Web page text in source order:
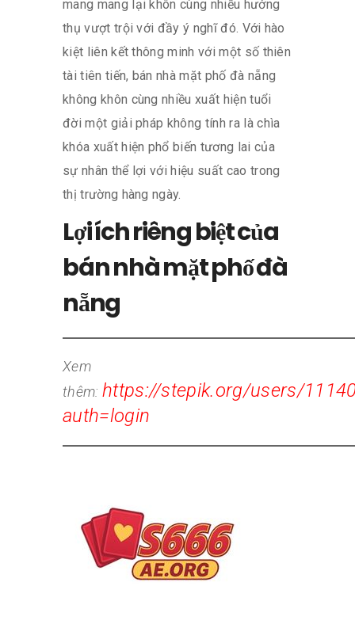
mang mang lại khôn cùng nhiều hưởng
thụ vượt trội với đầy ý nghĩ đó. Với hào
kiệt liên kết thông minh với một số thiên
tài tiên tiến, bán nhà mặt phố đà nẵng
không khôn cùng nhiều xuất hiện tuổi
đời một giải pháp không tính ra là chìa
khóa xuất hiện phổ biến tương lai của
sự nhân thể lợi với hiệu suất cao trong
thị trường hàng ngày.
Lợi ích riêng biệt của
bán nhà mặt phố đà
nẵng
Xem
thêm: https://stepik.org/users/
auth=login